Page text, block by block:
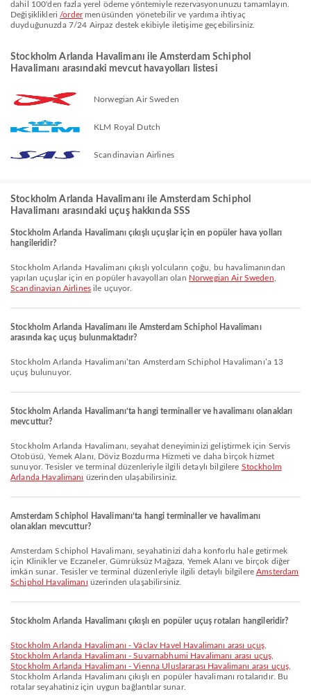
dahil 100'den fazla yerel ödeme yöntemiyle rezervasyonunuzu tamamlayın.
Değişiklikleri /ordermenüsünden yönetebilir ve yardıma ihtiyaç
duyduğunuzda 7/24 Airpaz destek ekibiyle iletişime geçebilirsiniz.
Stockholm Arlanda Havalimanı ile Amsterdam Schiphol
Havalimanı arasındaki mevcut havayolları listesi
Norwegian Air Sweden
KLM Royal Dutch
Scandinavian Airlines
Stockholm Arlanda Havalimanı ile Amsterdam Schiphol
Havalimanı arasındaki uçuş hakkında SSS
Stockholm Arlanda Havalimanı çıkışlı uçuşlar için en popüler hava yolları
hangileridir?
Stockholm Arlanda Havalimanı çıkışlı yolcuların çoğu, bu havalimanından
yapılan uçuşlar için en popüler havayolları olan Norwegian Air Sweden
Scandinavian Airlinesile uçuyor.
Stockholm Arlanda Havalimanı ile Amsterdam Schiphol Havalimanı
arasında kaç uçuş bulunmaktadır?
Stockholm Arlanda Havalimanı’tan Amsterdam Schiphol Havalimanı’a 13
uçuş bulunuyor.
Stockholm Arlanda Havalimanı’ta hangi terminaller ve havalimanı olanakları
mevcuttur?
Stockholm Arlanda Havalimanı, seyahat deneyiminizi geliştirmek için Servis
Otobüsü, Yemek Alanı, Döviz Bozdurma Hizmeti ve daha birçok hizmet
sunuyor. Tesisler ve terminal düzenleriyle ilgili detaylı bilgilere Stockholm
Arlanda Havalimanı üzerinden ulaşabilirsiniz.
Amsterdam Schiphol Havalimanı’ta hangi terminaller ve havalimanı
olanakları mevcuttur?
Amsterdam Schiphol Havalimanı, seyahatinizi daha konforlu hale getirmek
için Klinikler ve Eczaneler, Gümrüksüz Mağaza, Yemek Alanı ve birçok diğer
imkân sunar. Tesisler ve terminal düzenleriyle ilgili detaylı bilgilereAmsterdam
Schiphol Havalimanı üzerinden ulaşabilirsiniz.
Stockholm Arlanda Havalimanı çıkışlı en popüler uçuş rotaları hangileridir?
Stockholm Arlanda Havalimanı - Václav Havel Havalimanı arası uçuş
Stockholm Arlanda Havalimanı - Suvarnabhumi Havalimanı arası uçuş
Stockholm Arlanda Havalimanı - Vienna Uluslararası Havalimanı arası uçuş
Stockholm Arlanda Havalimanı çıkışlı en popüler havalimanı rotalarıdır. Bu
rotalar seyahatiniz için uygun bağlantılar sunar.